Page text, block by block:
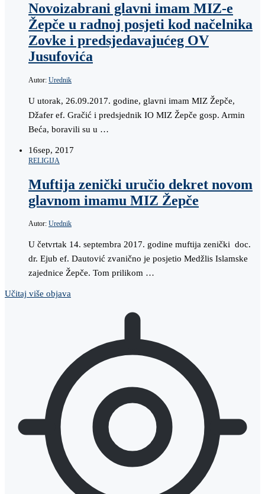
Novoizabrani glavni imam MIZ-e
Žepče u radnoj posjeti kod načelnika
Zovke i predsjedavajućeg OV
Jusufovića
Autor: Urednik
U utorak, 26.09.2017. godine, glavni imam MIZ Žepče,
Džafer ef. Gračić i predsjednik IO MIZ Žepče gosp. Armin
Beća, boravili su u …
16sep, 2017
RELIGIJA
Muftija zenički uručio dekret novom
glavnom imamu MIZ Žepče
Autor: Urednik
U četvrtak 14. septembra 2017. godine muftija zenički doc.
dr. Ejub ef. Dautović zvanično je posjetio Medžlis Islamske
zajednice Žepče. Tom prilikom …
Učitaj više objava